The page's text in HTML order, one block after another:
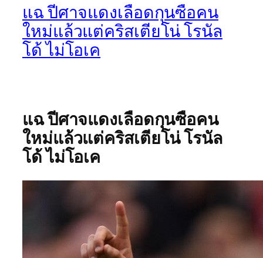
แฉ ปีศาจแดงเลือดกุนซือคน
ใหม่แล้วแต่คริสเตียโน่ โรนัล
โด้ ไม่โอเค
แฉ ปีศาจแดงเลือดกุนซือคน
ใหม่แล้วแต่คริสเตียโน่ โรนัล
โด้ ไม่โอเค